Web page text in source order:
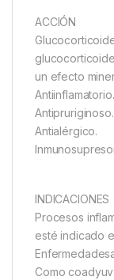
ACCIÓN
un efecto
Antiinflamatorio.
Antipruriginoso.
Antialérgico.
INDICACIONES
Procesos
esté indicado
Como